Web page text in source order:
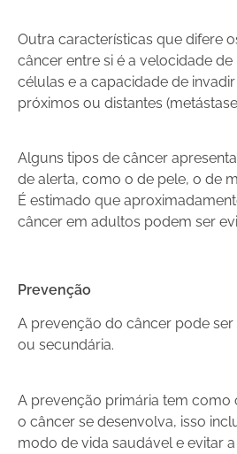
Outra características que difere
câncer entre si é a velocidade
células e a capacidade de
próximos ou distantes
Alguns tipos de câncer
de alerta, como o de pele, o de
É estimado que
câncer em adultos podem ser
Prevenção
A prevenção do câncer pode
ou secundária.
A prevenção primária tem como
o câncer se desenvolva, isso
modo de vida saudável e evitar